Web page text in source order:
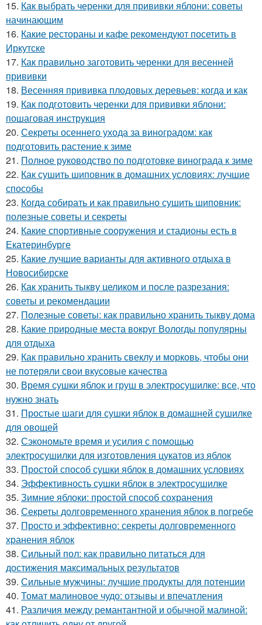
15. Как выбрать черенки для прививки яблони: советы
начинающим
16. Какие рестораны и кафе рекомендуют посетить в
Иркутске
17. Как правильно заготовить черенки для весенней
прививки
18. Весенняя прививка плодовых деревьев: когда и как
19. Как подготовить черенки для прививки яблони:
пошаговая инструкция
20. Секреты осеннего ухода за виноградом: как
подготовить растение к зиме
21. Полное руководство по подготовке винограда к зиме
22. Как сушить шиповник в домашних условиях: лучшие
способы
23. Когда собирать и как правильно сушить шиповник:
полезные советы и секреты
24. Какие спортивные сооружения и стадионы есть в
Екатеринбурге
25. Какие лучшие варианты для активного отдыха в
Новосибирске
26. Как хранить тыкву целиком и после разрезания:
советы и рекомендации
27. Полезные советы: как правильно хранить тыкву дома
28. Какие природные места вокруг Вологды популярны
для отдыха
29. Как правильно хранить свеклу и морковь, чтобы они
не потеряли свои вкусовые качества
30. Время сушки яблок и груш в электросушилке: все, что
нужно знать
31. Простые шаги для сушки яблок в домашней сушилке
для овощей
32. Сэкономьте время и усилия с помощью
электросушилки для изготовления цукатов из яблок
33. Простой способ сушки яблок в домашних условиях
34. Эффективность сушки яблок в электросушилке
35. Зимние яблоки: простой способ сохранения
36. Секреты долговременного хранения яблок в погребе
37. Просто и эффективно: секреты долговременного
хранения яблок
38. Сильный пол: как правильно питаться для
достижения максимальных результатов
39. Сильные мужчины: лучшие продукты для потенции
40. Томат малиновое чудо: отзывы и впечатления
41. Различия между ремантантной и обычной малиной: